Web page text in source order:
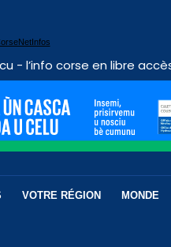
- l’info corse en libre
VOTRE RÉGION MONDE